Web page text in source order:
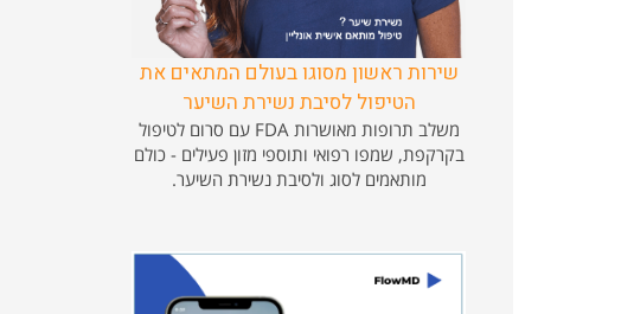
שירות ראשון מסוגו בעולם המתאים את
הטיפול לסיבת נשירת השיער
משלב תרופות מאושרות FDA עם סרום לטיפול
בקרקפת, שמפו רפואי ותוספי מזון פעילים - כולם
מותאמים לסוג ולסיבת נשירת השיער.